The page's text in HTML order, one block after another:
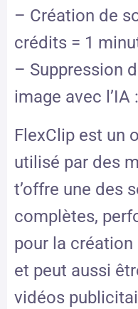
– Création de
crédits = 1
– Suppression
image avec
FlexClip est un
utilisé par des
t’offre une des
complètes,
pour la création
et peut aussi
vidéos